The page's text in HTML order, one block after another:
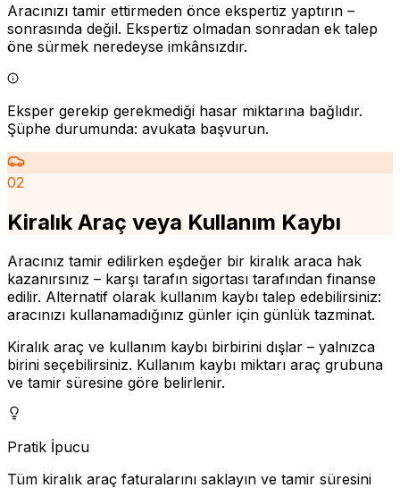
Aracınızı tamir ettirmeden önce ekspertiz yaptırın –
sonrasında değil. Ekspertiz olmadan sonradan ek talep
öne sürmek neredeyse imkânsızdır.
Eksper gerekip gerekmediği hasar miktarına bağlıdır.
Şüphe durumunda: avukata başvurun.
02
Kiralık Araç veya Kullanım Kaybı
Aracınız tamir edilirken eşdeğer bir kiralık araca hak
kazanırsınız – karşı tarafın sigortası tarafından finanse
edilir. Alternatif olarak kullanım kaybı talep edebilirsiniz:
aracınızı kullanamadığınız günler için günlük tazminat.
Kiralık araç ve kullanım kaybı birbirini dışlar – yalnızca
birini seçebilirsiniz. Kullanım kaybı miktarı araç grubuna
ve tamir süresine göre belirlenir.
Pratik İpucu
Tüm kiralık araç faturalarını saklayın ve tamir süresini